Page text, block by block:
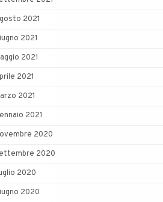
2021
2021
2021
2021
2021
2021
2020
2020
2020
2020